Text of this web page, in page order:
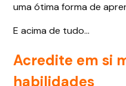
uma ótima forma de
E acima de tudo…
Acredite em si
habilidades